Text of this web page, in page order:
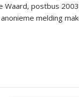
postbus
melding